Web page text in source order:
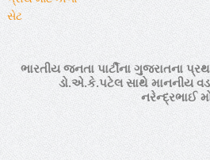
ભારતીય જનતા પાર્ટીના ગુજરાતના
ડો.એ.કે.પટેલ સાથે માનનીય
નરેન્દ્રભાઈ